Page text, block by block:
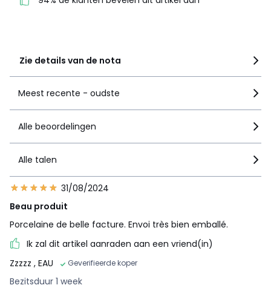
0
Zie details van de nota
Meest recente - oudste
Alle beoordelingen
Alle talen
31/08/2024
Beau produit
Porcelaine de belle facture. Envoi très bien emballé.
Ik zal dit artikel aanraden aan een vriend(in)
Zzzzz , EAU Geverifieerde koper
Bezitsduur 1 week